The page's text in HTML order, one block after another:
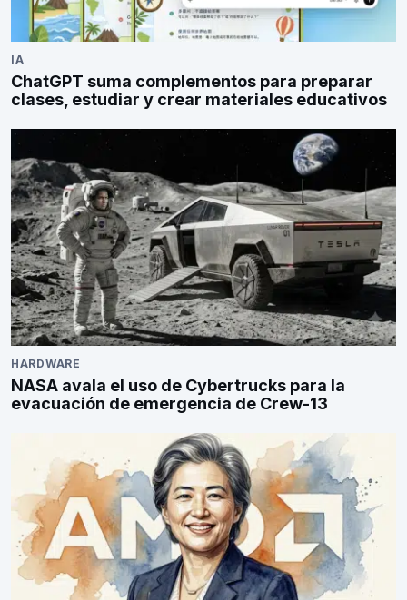
IA
ChatGPT suma complementos para preparar
clases, estudiar y crear materiales educativos
HARDWARE
NASA avala el uso de Cybertrucks para la
evacuación de emergencia de Crew-13